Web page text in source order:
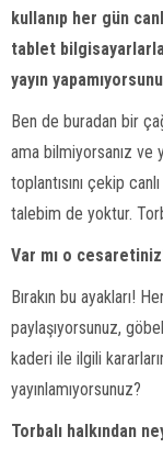
kullanıp her gün
tablet
yayın
Ben de buradan bir
ama bilmiyorsanız ve
toplantısını çekip
talebim de yoktur.
Var mı o
Bırakın bu ayakları!
paylaşıyorsunuz,
kaderi ile ilgili
yayınlamıyorsunuz?
Torbalı halkından